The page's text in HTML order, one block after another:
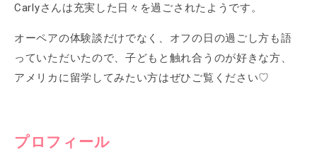
Carlyさんは充実した日々を過ごされたようです。
オーペアの体験談だけでなく、オフの日の過ごし方も語
っていただいたので、子どもと触れ合うのが好きな方、
アメリカに留学してみたい方はぜひご覧ください♡
プロフィール